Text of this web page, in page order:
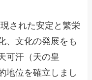
された安定と繁栄
、文化の発展をも
可汗（天の皇
地位を確立しまし